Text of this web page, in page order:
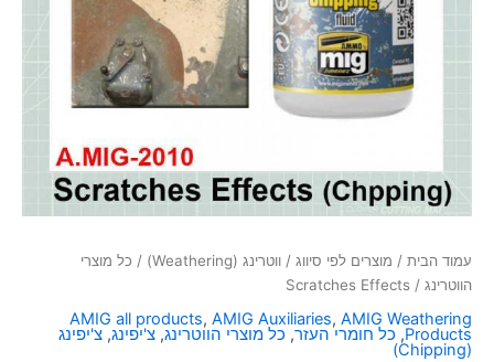
font_download סמן קישורים
לאפס
את
כל
cached
עמוד הבית / מוצרים לפי סיווג / ווטרינג (Weathering) / כל מוצרי
הווטרינג / Scratches Effects
AMIG all products, AMIG Auxiliaries, AMIG Weathering
Products
, כל חומרי העזר, כל מוצרי הווטרינג, צ'יפינג, צ'יפינג
(Chipping)